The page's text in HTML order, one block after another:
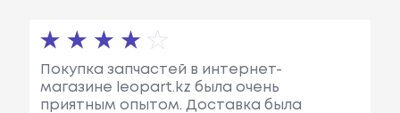
Покупка запчастей в интернет-
магазине leopart.kz была очень
приятным опытом. Доставка была